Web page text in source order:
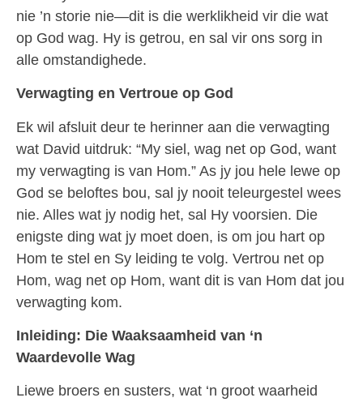
nie ’n storie nie—dit is die werklikheid vir die wat
op God wag. Hy is getrou, en sal vir ons sorg in
alle omstandighede.
Verwagting en Vertroue op God
Ek wil afsluit deur te herinner aan die verwagting
wat David uitdruk: “My siel, wag net op God, want
my verwagting is van Hom.” As jy jou hele lewe op
God se beloftes bou, sal jy nooit teleurgestel wees
nie. Alles wat jy nodig het, sal Hy voorsien. Die
enigste ding wat jy moet doen, is om jou hart op
Hom te stel en Sy leiding te volg. Vertrou net op
Hom, wag net op Hom, want dit is van Hom dat jou
verwagting kom.
Inleiding: Die Waaksaamheid van ‘n
Waardevolle Wag
Liewe broers en susters, wat ‘n groot waarheid